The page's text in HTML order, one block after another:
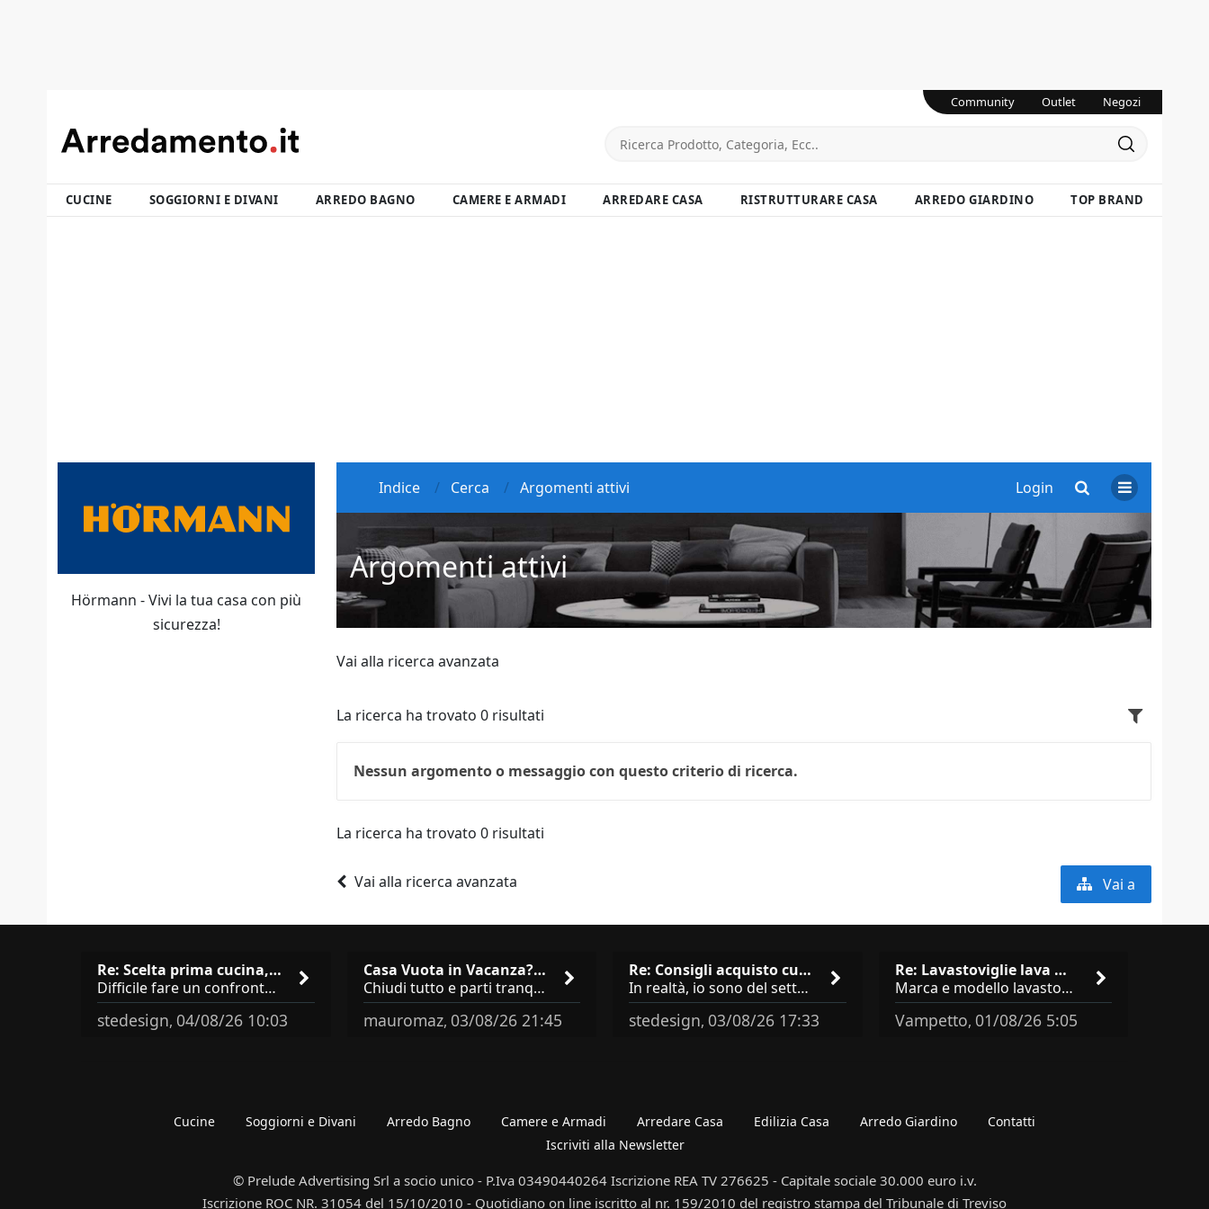
Community Outlet Negozi
CUCINE SOGGIORNI E DIVANI ARREDO BAGNO CAMERE E ARMADI ARREDARE CASA RISTRUTTURARE CASA ARREDO GIARDINO TOP BRAND
Login
Indice Cerca Argomenti attivi
Argomenti attivi
Vai alla ricerca avanzata
La ricerca ha trovato 0 risultati
Nessun argomento o messaggio con questo criterio di ricerca.
La ricerca ha trovato 0 risultati
Vai alla ricerca avanzata Vai a
Hörmann - Vivi la tua casa con più
sicurezza!
Re: Scelta prima cucina, Modu…
Difficile fare un confronto! Da Veneta hai aggiunto i pensili a tutta altezza e una colonna dispensa da 30, che da soli
stedesign, 04/08/26 10:03
Casa Vuota in Vacanza? I 3 Er…
Chiudi tutto e parti tranquillo? Sbagliato. Ci sono 3 comportamenti che dicono ai ladri &quot;sono via per due settimane
mauromaz, 03/08/26 21:45
Re: Consigli acquisto cucina …
In realtà, io sono del settore e collaboro con vari negozi, ti possono dire che sono tutti brand abbastanza simili come
stedesign, 03/08/26 17:33
Re: Lavastoviglie lava male: …
Marca e modello lavastoviglie? Programma e Deterisvo utilizzato ? Decalcificatore è regolato in in base alla durezza
Vampetto, 01/08/26 5:05
Cucine Soggiorni e Divani Arredo Bagno Camere e Armadi Arredare Casa Edilizia Casa Arredo Giardino
Contatti
Iscriviti alla Newsletter
© Prelude Advertising Srl a socio unico - P.Iva 03490440264 Iscrizione REA TV 276625 - Capitale sociale 30.000 euro i.v.
Iscrizione ROC NR. 31054 del 15/10/2010 - Quotidiano on line iscritto al nr. 159/2010 del registro stampa del Tribunale di Treviso